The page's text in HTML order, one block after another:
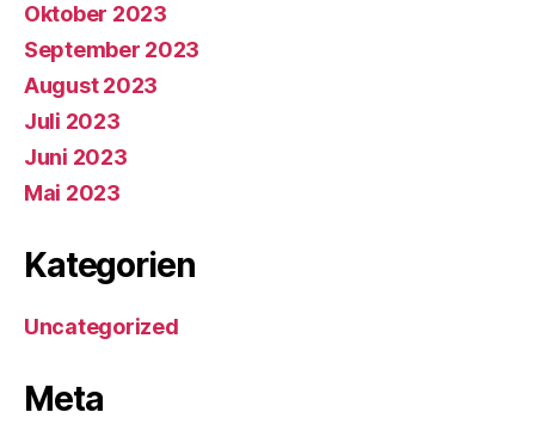
Oktober 2023
September 2023
August 2023
Juli 2023
Juni 2023
Mai 2023
Kategorien
Uncategorized
Meta